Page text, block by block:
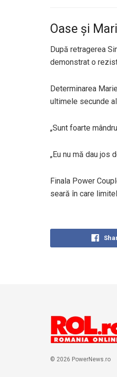
Oase și
După retragerea
demonstrat o
Determinarea
ultimele secunde
„Sunt foarte
„Eu nu mă dau jos
Finala Power
seară în care
© 2026 PowerNews.ro